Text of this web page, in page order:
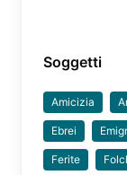
Soggetti
Amicizia
Ebrei
Ferite